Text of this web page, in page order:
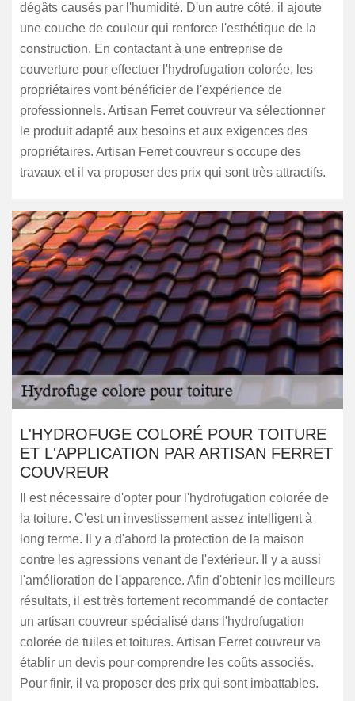
dégâts causés par l'humidité. D'un autre côté, il ajoute
une couche de couleur qui renforce l'esthétique de la
construction. En contactant à une entreprise de
couverture pour effectuer l'hydrofugation colorée, les
propriétaires vont bénéficier de l'expérience de
professionnels. Artisan Ferret couvreur va sélectionner
le produit adapté aux besoins et aux exigences des
propriétaires. Artisan Ferret couvreur s'occupe des
travaux et il va proposer des prix qui sont très attractifs.
L'HYDROFUGE COLORÉ POUR TOITURE
ET L'APPLICATION PAR ARTISAN FERRET
COUVREUR
Il est nécessaire d'opter pour l'hydrofugation colorée de
la toiture. C'est un investissement assez intelligent à
long terme. Il y a d'abord la protection de la maison
contre les agressions venant de l'extérieur. Il y a aussi
l'amélioration de l'apparence. Afin d'obtenir les meilleurs
résultats, il est très fortement recommandé de contacter
un artisan couvreur spécialisé dans l'hydrofugation
colorée de tuiles et toitures. Artisan Ferret couvreur va
établir un devis pour comprendre les coûts associés.
Pour finir, il va proposer des prix qui sont imbattables.